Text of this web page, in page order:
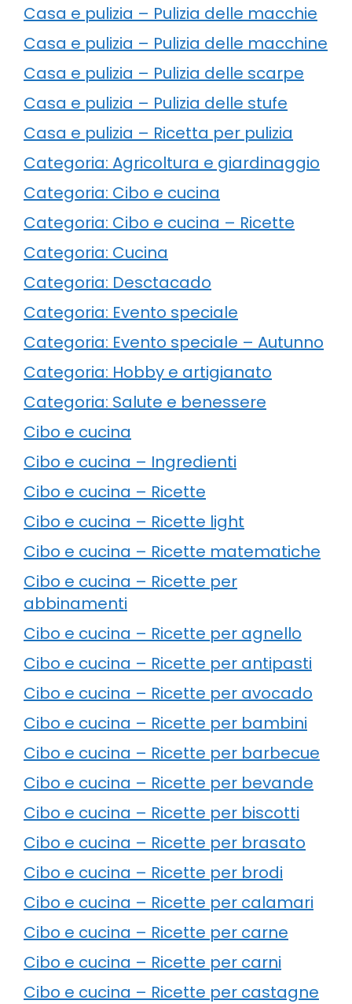
Casa e pulizia – Pulizia delle macchie
Casa e pulizia – Pulizia delle macchine
Casa e pulizia – Pulizia delle scarpe
Casa e pulizia – Pulizia delle stufe
Casa e pulizia – Ricetta per pulizia
Categoria: Agricoltura e giardinaggio
Categoria: Cibo e cucina
Categoria: Cibo e cucina – Ricette
Categoria: Cucina
Categoria: Desctacado
Categoria: Evento speciale
Categoria: Evento speciale – Autunno
Categoria: Hobby e artigianato
Categoria: Salute e benessere
Cibo e cucina
Cibo e cucina – Ingredienti
Cibo e cucina – Ricette
Cibo e cucina – Ricette light
Cibo e cucina – Ricette matematiche
Cibo e cucina – Ricette per
abbinamenti
Cibo e cucina – Ricette per agnello
Cibo e cucina – Ricette per antipasti
Cibo e cucina – Ricette per avocado
Cibo e cucina – Ricette per bambini
Cibo e cucina – Ricette per barbecue
Cibo e cucina – Ricette per bevande
Cibo e cucina – Ricette per biscotti
Cibo e cucina – Ricette per brasato
Cibo e cucina – Ricette per brodi
Cibo e cucina – Ricette per calamari
Cibo e cucina – Ricette per carne
Cibo e cucina – Ricette per carni
Cibo e cucina – Ricette per castagne